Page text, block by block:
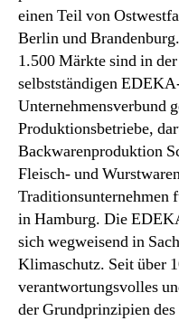
einen Teil von
Berlin und
1.500 Märkte sind in
selbstständigen
Unternehmensverbund
Produktionsbetriebe,
Backwarenproduktion
Fleisch- und
Traditionsunternehmen
in Hamburg. Die
sich wegweisend in
Klimaschutz. Seit über
verantwortungsvolles
der Grundprinzipien